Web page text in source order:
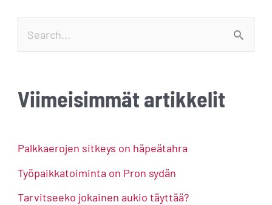
r
h
f
o
Viimeisimmät artikkelit
Palkkaerojen sitkeys on häpeätahra
Työpaikkatoiminta on Pron sydän
Tarvitseeko jokainen aukio täyttää?